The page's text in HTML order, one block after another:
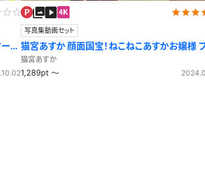
ゲ
写真集動画セット
猫宮あすか 顔面国宝！ねこねこあすかお嬢様
ザー
猫宮あすか
1,289pt ～